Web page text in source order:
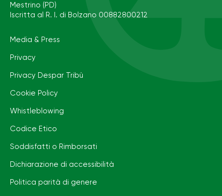
Mestrino (PD)
Iscritta al R. I. di Bolzano 00882800212
Media & Press
Privacy
Privacy Despar Tribù
Cookie Policy
Whistleblowing
Codice Etico
Soddisfatti o Rimborsati
Dichiarazione di accessibilità
Politica parità di genere